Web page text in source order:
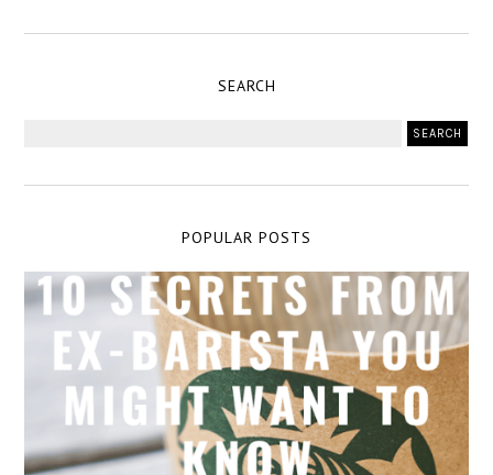
SEARCH
POPULAR POSTS